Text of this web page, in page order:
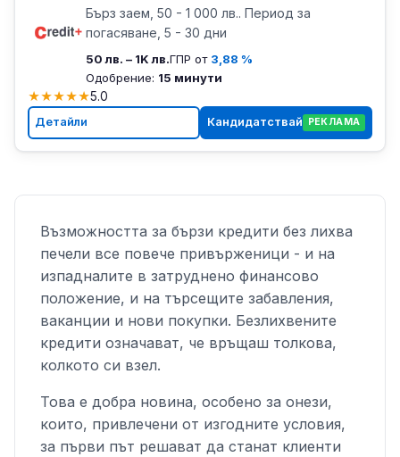
Бърз заем, 50 - 1 000 лв.. Период за
погасяване, 5 - 30 дни
50 лв. – 1K лв.ГПР от 3,88 %
Одобрение: 15 минути
★★★★★5.0
Детайли Кандидатствай РЕКЛАМА
Възможността за бързи кредити без лихва
печели все повече привърженици - и на
изпадналите в затруднено финансово
положение, и на търсещите забавления,
ваканции и нови покупки. Безлихвените
кредити означават, че връщаш толкова,
колкото си взел.
Това е добра новина, особено за онези,
които, привлечени от изгодните условия,
за първи път решават да станат клиенти